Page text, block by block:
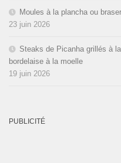
Moules à la plancha ou
23 juin 2026
Steaks de Picanha grillés à
bordelaise à la moelle
19 juin 2026
PUBLICITÉ